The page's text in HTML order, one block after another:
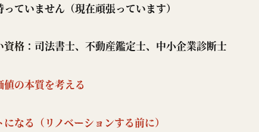
ていません（現在頑張っています）
資格 ：司法書士、不動産鑑定士、中小企業診断士
の本質を考える
なる（リノベーションする前に）